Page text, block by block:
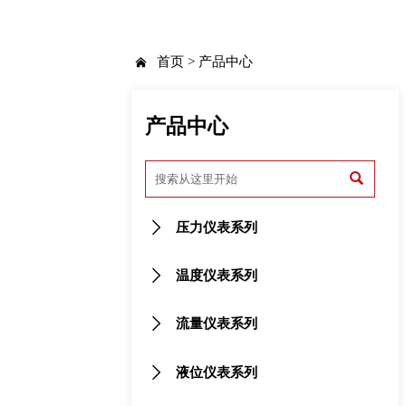
 首页 > 产品中心
产品中心

 压力仪表系列
 温度仪表系列
 流量仪表系列
 液位仪表系列